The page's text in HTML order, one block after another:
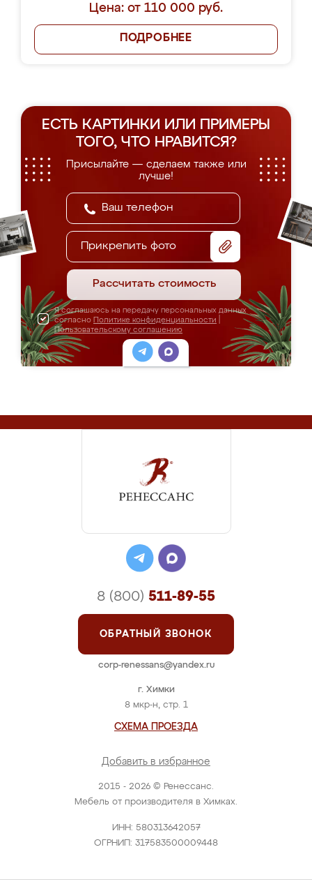
Цена: от 110 000 руб.
ПОДРОБНЕЕ
ЕСТЬ КАРТИНКИ ИЛИ ПРИМЕРЫ
ТОГО, ЧТО НРАВИТСЯ?
Присылайте — сделаем также или
лучше!
Прикрепить фото
Рассчитать стоимость
Я соглашаюсь на передачу персональных данных
согласно Политике конфиденциальности
Пользовательскому соглашению
2015 - 2026 © Ренессанс.
Мебель от производителя в Химках.
ИНН: 580313642057
ОГРНИП: 317583500009448
г. Химки
8 мкр-н, стр. 1
СХЕМА ПРОЕЗДА
Добавить в избранное
8 (800) 511-89-55
ОБРАТНЫЙ ЗВОНОК
corp-renessans@yandex.ru